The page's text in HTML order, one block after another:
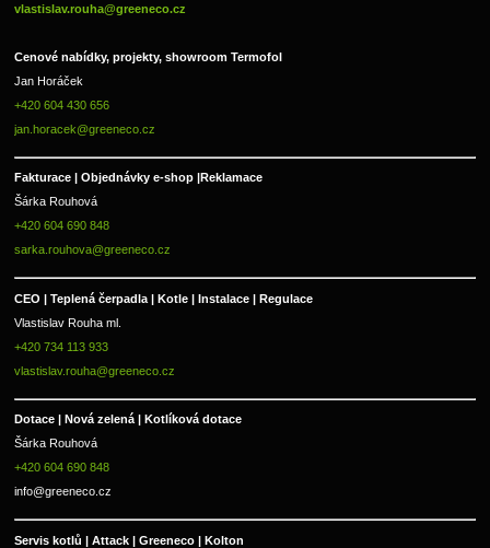
vlastislav.rouha@greeneco.cz
Cenové nabídky, projekty, showroom Termofol
Jan Horáček
+420 604 430 656
jan.horacek@greeneco.cz
Fakturace | Objednávky e-shop |
Reklamace
Šárka Rouhová
+420 604 690 848
sarka.rouhova@greeneco.cz
CEO | Teplená čerpadla | Kotle | Instalace | Regulace
Vlastislav Rouha ml.
+420 734 113 933
vlastislav.rouha@greeneco.cz
Dotace | Nová zelená | Kotlíková dotace
Šárka Rouhová
+420 604 690 848
info@greeneco.cz
Servis kotlů | Attack | Greeneco | Kolton